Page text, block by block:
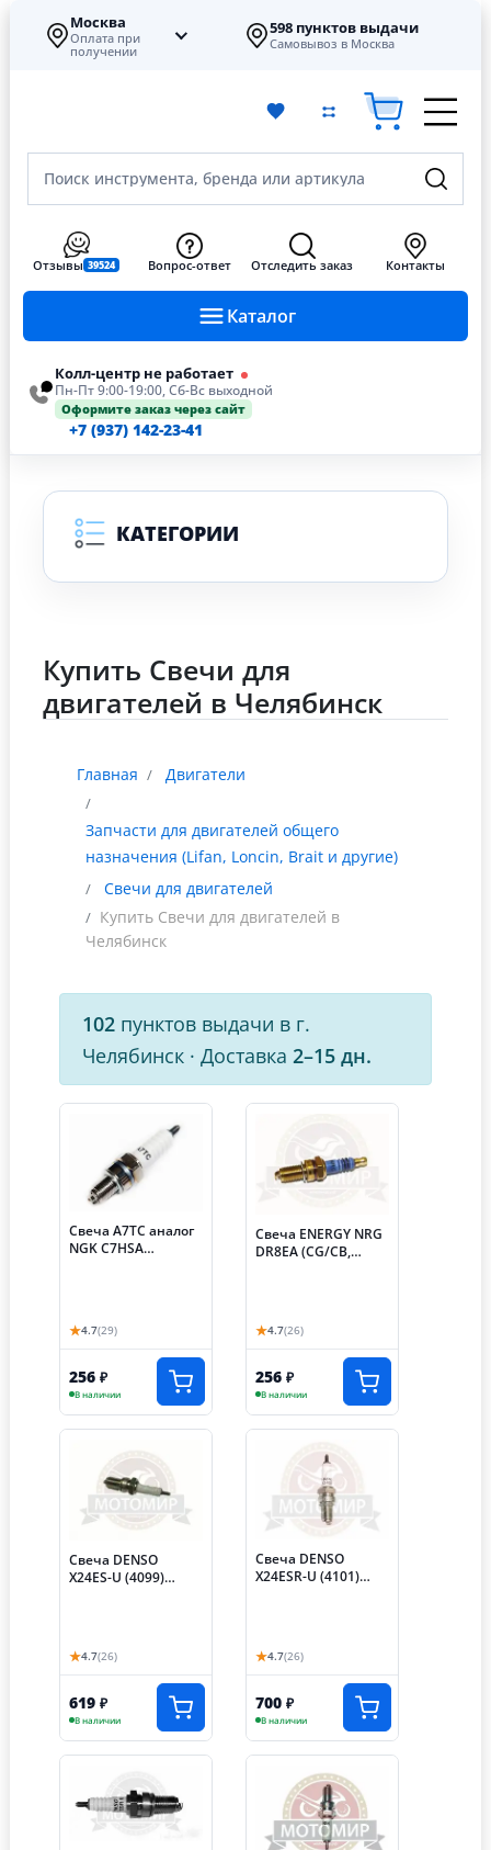
Москва
Оплата при
получении
598 пунктов выдачи
Самовывоз в Москва
Поиск инструмента, бренда или артикула
Каталог
Отзывы 39524 Вопрос-ответ Отследить заказ Контакты
Колл-центр не работает
Пн-Пт 9:00-19:00, Сб-Вс выходной
Оформите заказ через сайт
+7 (937) 142-23-41
КАТЕГОРИИ
Купить Свечи для
двигателей в Челябинск
Главная Двигатели
Запчасти для двигателей общего
назначения (Lifan, Loncin, Brait и другие)
Свечи для двигателей
Купить Свечи для двигателей в
Челябинск
102 пунктов выдачи в г.
Челябинск · Доставка 2–15 дн.
Свеча A7TC аналог
NGK C7HSA
★4.7(29)
256 ₽
В наличии
Свеча ENERGY NRG
DR8EА (CG/CB,
★4.7(26)
256 ₽
В наличии
Свеча DENSO
X24ES-U (4099)
СG/CB125-250 cc.
★4.7(26)
619 ₽
В наличии
Свеча DENSO
X24ESR-U (4101)
СG/CB125-250 cc.
★4.7(26)
700 ₽
В наличии